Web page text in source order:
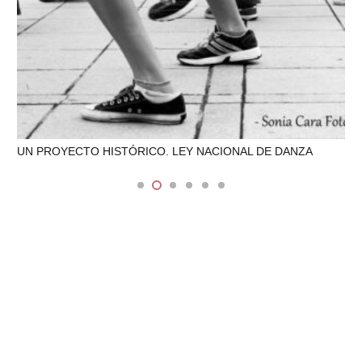
Cruces entre artivismo, danza y escuela